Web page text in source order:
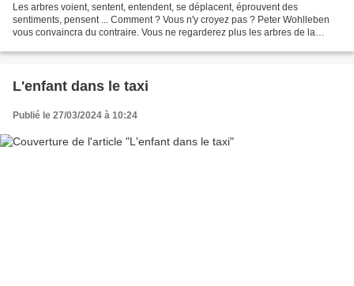
Les arbres voient, sentent, entendent, se déplacent, éprouvent des
sentiments, pensent ... Comment ? Vous n'y croyez pas ? Peter Wohlleben
vous convaincra du contraire. Vous ne regarderez plus les arbres de la
L'enfant dans le taxi
Publié le 27/03/2024 à 10:24